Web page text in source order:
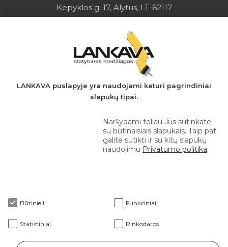
Kepyklos g. 17, Alytus, LT-62117
Įmonės kodas: 149728275
PVM mokėtojo kodas: LT497282716
A.s.: LT037044060001923651
AB SEB bankas
+370 610 42 222
Apie mus
Klientams
LANKAVA puslapyje yra naudojami keturi pagrindiniai
slapukų tipai.
Naršydami toliau Jūs sutinkate
su būtinaisiais slapukais. Taip pat
galite sutikti ir su kitų slapukų
naudojimu Privatumo politika.
Būtinieji Funkciniai
Statistiniai Rinkodaros